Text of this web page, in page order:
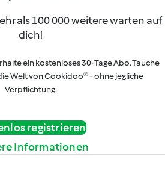
als 100 000 weitere warten auf
dich!
ein kostenloses 30-Tage Abo. Tauche
Welt von Cookidoo® - ohne jegliche
Verpflichtung.
registrieren
Informationen